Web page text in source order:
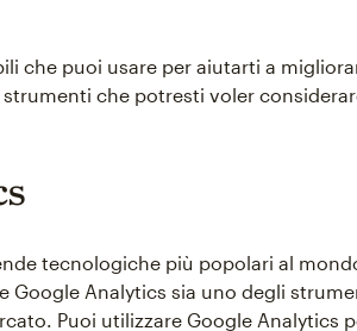
che puoi usare per aiutarti a
che potresti voler
tecnologiche più popolari al
Google Analytics sia uno degli
Puoi utilizzare Google Analytics